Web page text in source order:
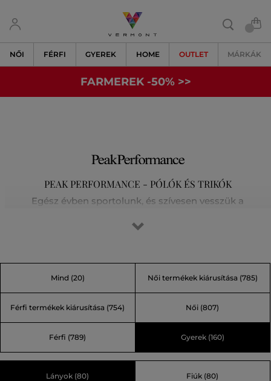
NŐI FÉRFI GYEREK HOME OUTLET MÁRKÁK
FARMEREK -50% >>
PEAK PERFORMANCE - PÓLÓK ÉS TRIKÓK
Egész évben sportolunk, és szívesen vesszük a
magashegyi túrák során. Tisztában vagyunk vele, hogy az
kijjebb toljuk határainkat, és nem elégszünk meg a
kevesebbel. A kiszámíthatatlan időjárású svéd Åre
technikai anyagokra, a legújabb technológiára és
trendekre helyezvén a hangsúlyt a legnagyobb skandináv
Mind (20) Női termékek kiárusítása (785)
Férfi termékek kiárusítása (754) Női (807)
Férfi (789) Gyerek(160)
Lányok (80) Fiúk (80)